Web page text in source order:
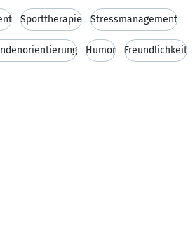
Sporttherapie Stressmanagement
Humor Freundlichkeit